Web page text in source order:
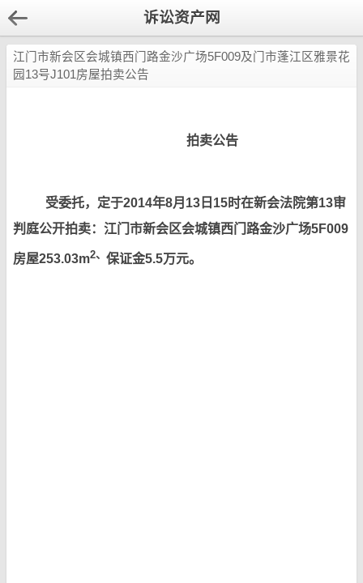
诉讼资产网
江门市新会区会城镇西门路金沙广场5F009及门市蓬江区雅景花
园13号J101房屋拍卖公告
拍卖公告
受委托，定于2014年8月13日15时在新会法院第13审
判庭公开拍卖： 江门市新会区会城镇西门路金沙广场5F009
房屋253.03m2、 保证金5.5万元。